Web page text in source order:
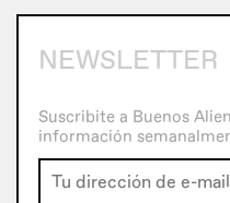
NEWSLETTER
Suscribite a Buenos
información